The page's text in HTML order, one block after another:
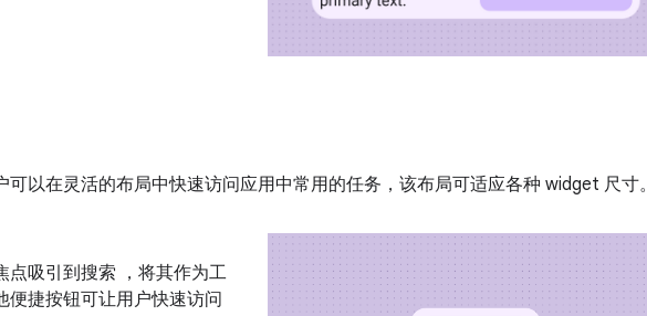
以在灵活的布局中快速访问应用中常用的任务，该布局可适应各种 widget 尺寸。
点吸引到搜索 ，将其作为工
便捷按钮可让用户快速访问